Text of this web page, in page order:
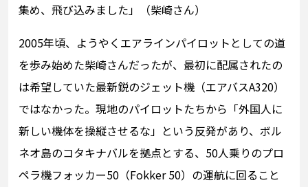
集め、飛び込みました」（柴崎さん）
2005年頃、ようやくエアラインパイロットとしての道
を歩み始めた柴崎さんだったが、最初に配属されたの
は希望していた最新鋭のジェット機（エアバスA320）
ではなかった。現地のパイロットたちから「外国人に
新しい機体を操縦させるな」という反発があり、ボル
ネオ島のコタキナバルを拠点とする、50人乗りのプロ
ペラ機フォッカー50（Fokker 50）の運航に回ること